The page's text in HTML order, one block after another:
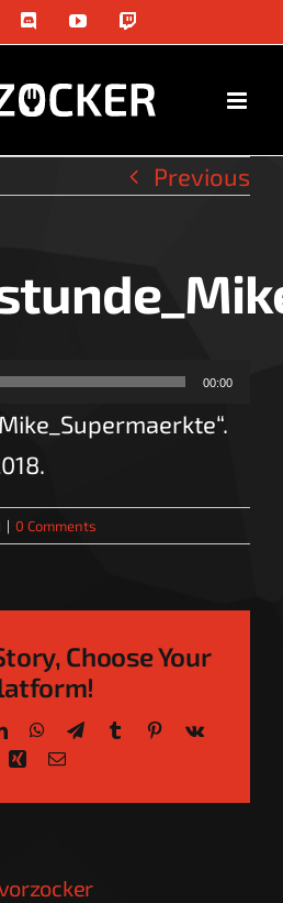
DiscordYouTube
Previous
00:00
| 0 Comments
Choose Your
LinkedInWhatsApp
TelegramTumblrPinterest
Vk
Xing Email